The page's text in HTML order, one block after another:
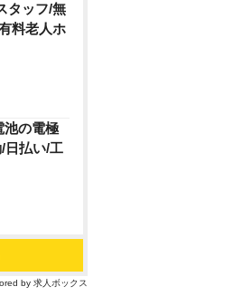
タッフ/無
料老人ホ
池の電極
日払い/工
by 求人ボックス